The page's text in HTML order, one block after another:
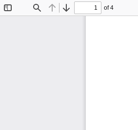
Find Previous
Next
of 4